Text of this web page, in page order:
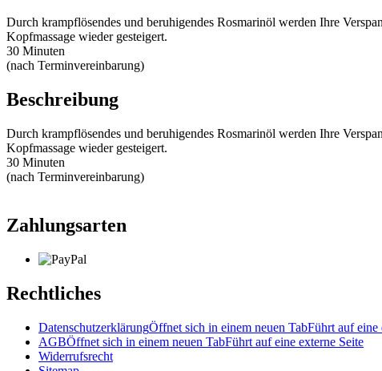
Durch krampflösendes und beruhigendes Rosmarinöl werden Ihre
Kopfmassage wieder gesteigert.
30 Minuten
(nach Terminvereinbarung)
Beschreibung
Durch krampflösendes und beruhigendes Rosmarinöl werden Ihre
Kopfmassage wieder gesteigert.
30 Minuten
(nach Terminvereinbarung)
Zahlungsarten
Rechtliches
DatenschutzerklärungÖffnet sich in einem neuen TabFührt auf eine
AGBÖffnet sich in einem neuen TabFührt auf eine externe Seite
Widerrufsrecht